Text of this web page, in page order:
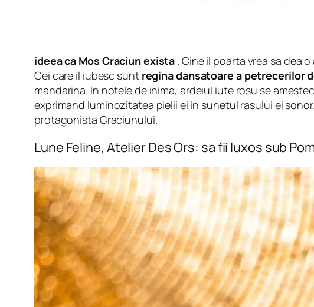
ideea ca Mos Craciun exista . Cine il poarta vrea sa dea
Cei care il iubesc sunt regina dansatoare a petrecerilor
mandarina. In notele de inima, ardeiul iute rosu se
exprimand luminozitatea pielii ei in sunetul rasului ei
protagonista Craciunului.
Lune Feline, Atelier Des Ors: sa fii luxos sub